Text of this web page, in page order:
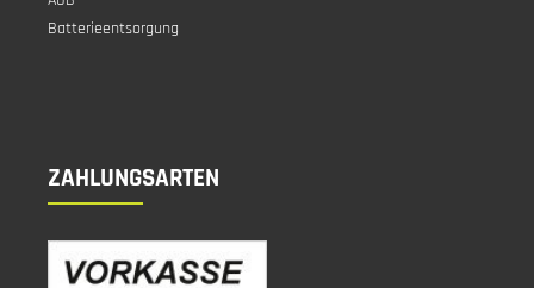
Batterieentsorgung
ZAHLUNGSARTEN